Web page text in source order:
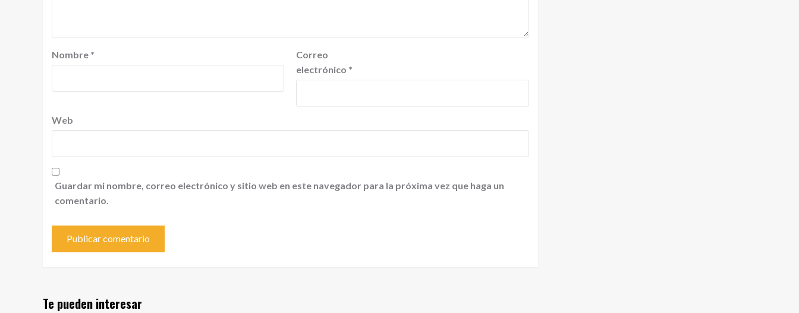
Nombre *
Correo
electrónico *
Web
Guardar mi nombre, correo electrónico y sitio web en este navegador para la próxima vez que haga un
comentario.
Te pueden interesar